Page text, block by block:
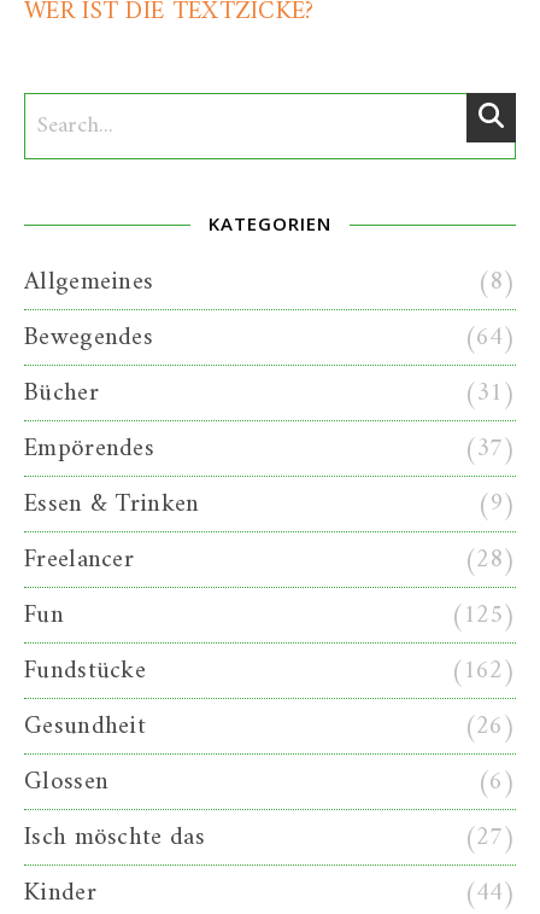
WER IST DIE TEXTZICKE?
KATEGORIEN
Allgemeines
(8)
Bewegendes
(64)
Bücher
(31)
Empörendes
(37)
Essen & Trinken
(9)
Freelancer
(28)
Fun
(125)
Fundstücke
(162)
Gesundheit
(26)
Glossen
(6)
Isch möschte das
(27)
Kinder
(44)